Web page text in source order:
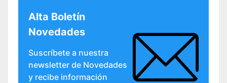
Alta Boletín
Novedades
Suscríbete a nuestra
newsletter de Novedades
y recibe información